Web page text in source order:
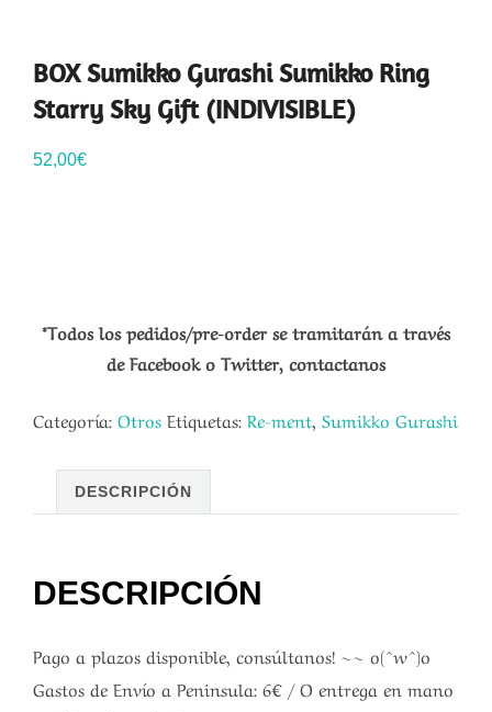
BOX Sumikko Gurashi Sumikko Ring
Starry Sky Gift (INDIVISIBLE)
52,00€
*Todos los pedidos/pre-order se tramitarán a través
de Facebook o Twitter, contactanos
Categoría: Otros Etiquetas: Re-ment, Sumikko Gurashi
DESCRIPCIÓN
DESCRIPCIÓN
Pago a plazos disponible, consúltanos! ~~ o(^w^)o
Gastos de Envío a Peninsula: 6€ / O entrega en mano